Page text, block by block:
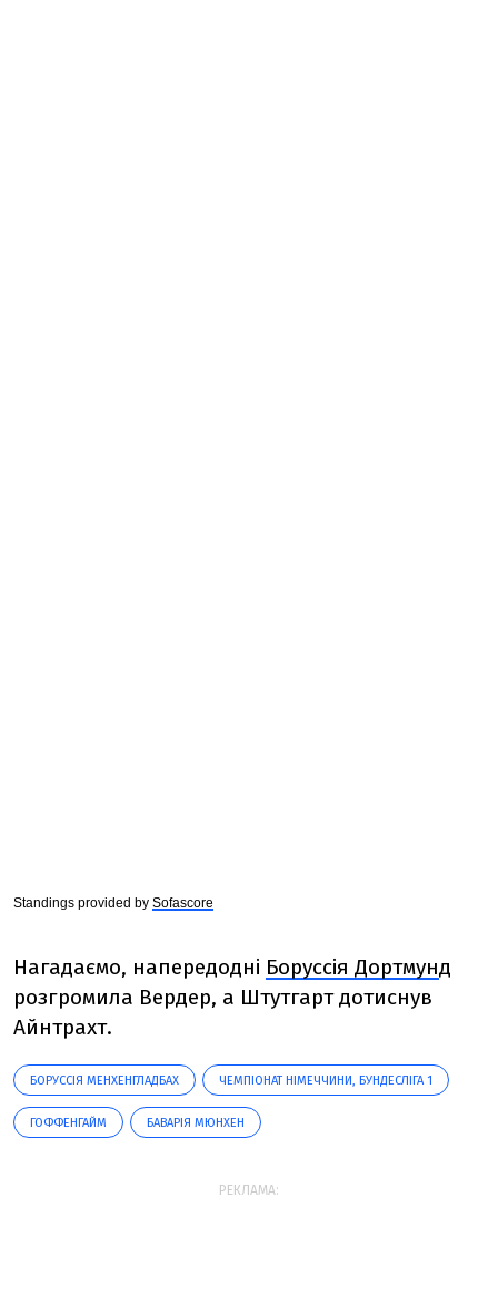
Standings provided by Sofascore
Нагадаємо, напередодні Боруссія Дортмунд
розгромила Вердер, а Штутгарт дотиснув
Айнтрахт.
БОРУССІЯ МЕНХЕНГЛАДБАХ ЧЕМПІОНАТ НІМЕЧЧИНИ, БУНДЕСЛІГА 1
ГОФФЕНГАЙМ БАВАРІЯ МЮНХЕН
РЕКЛАМА: